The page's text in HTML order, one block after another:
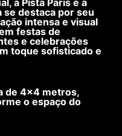
aPista Paris é a
se destaca por seu
intensa e visual
festas de
e celebrações
toque sofisticado e
de 4×4 metros,
o espaço do